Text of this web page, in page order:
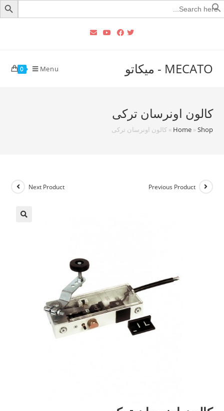
Search
for:
MECATO - ميكاتو 0 Menu
كالون اونرسان تركى
Home»Shop
»كالون اونرسان تركى
Previous Product
Next Product